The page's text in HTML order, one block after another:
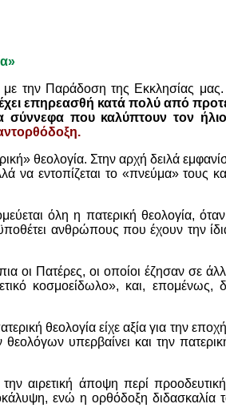
με την Παράδοση της Εκκλησίας μας.
επηρεασθή κατά πολύ από
σύννεφα που καλύπτουν τον
θεολογία. Στην αρχή δειλά
να εντοπίζεται το «πνεύμα» τους
όλη η πατερική θεολογία,
ανθρώπους που έχουν την
οι Πατέρες, οι οποίοι έζησαν σε
κοσμοείδωλο», και,
θεολογία είχε αξία για την
υπερβαίνει και την
την αιρετική άποψη περί
ενώ η ορθόδοξη διδασκαλία